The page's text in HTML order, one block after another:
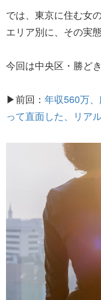
では、東京に住む女
エリア別に、その実態
今回は中央区・勝ど
▶前回： 年収560万
って直面した、リア